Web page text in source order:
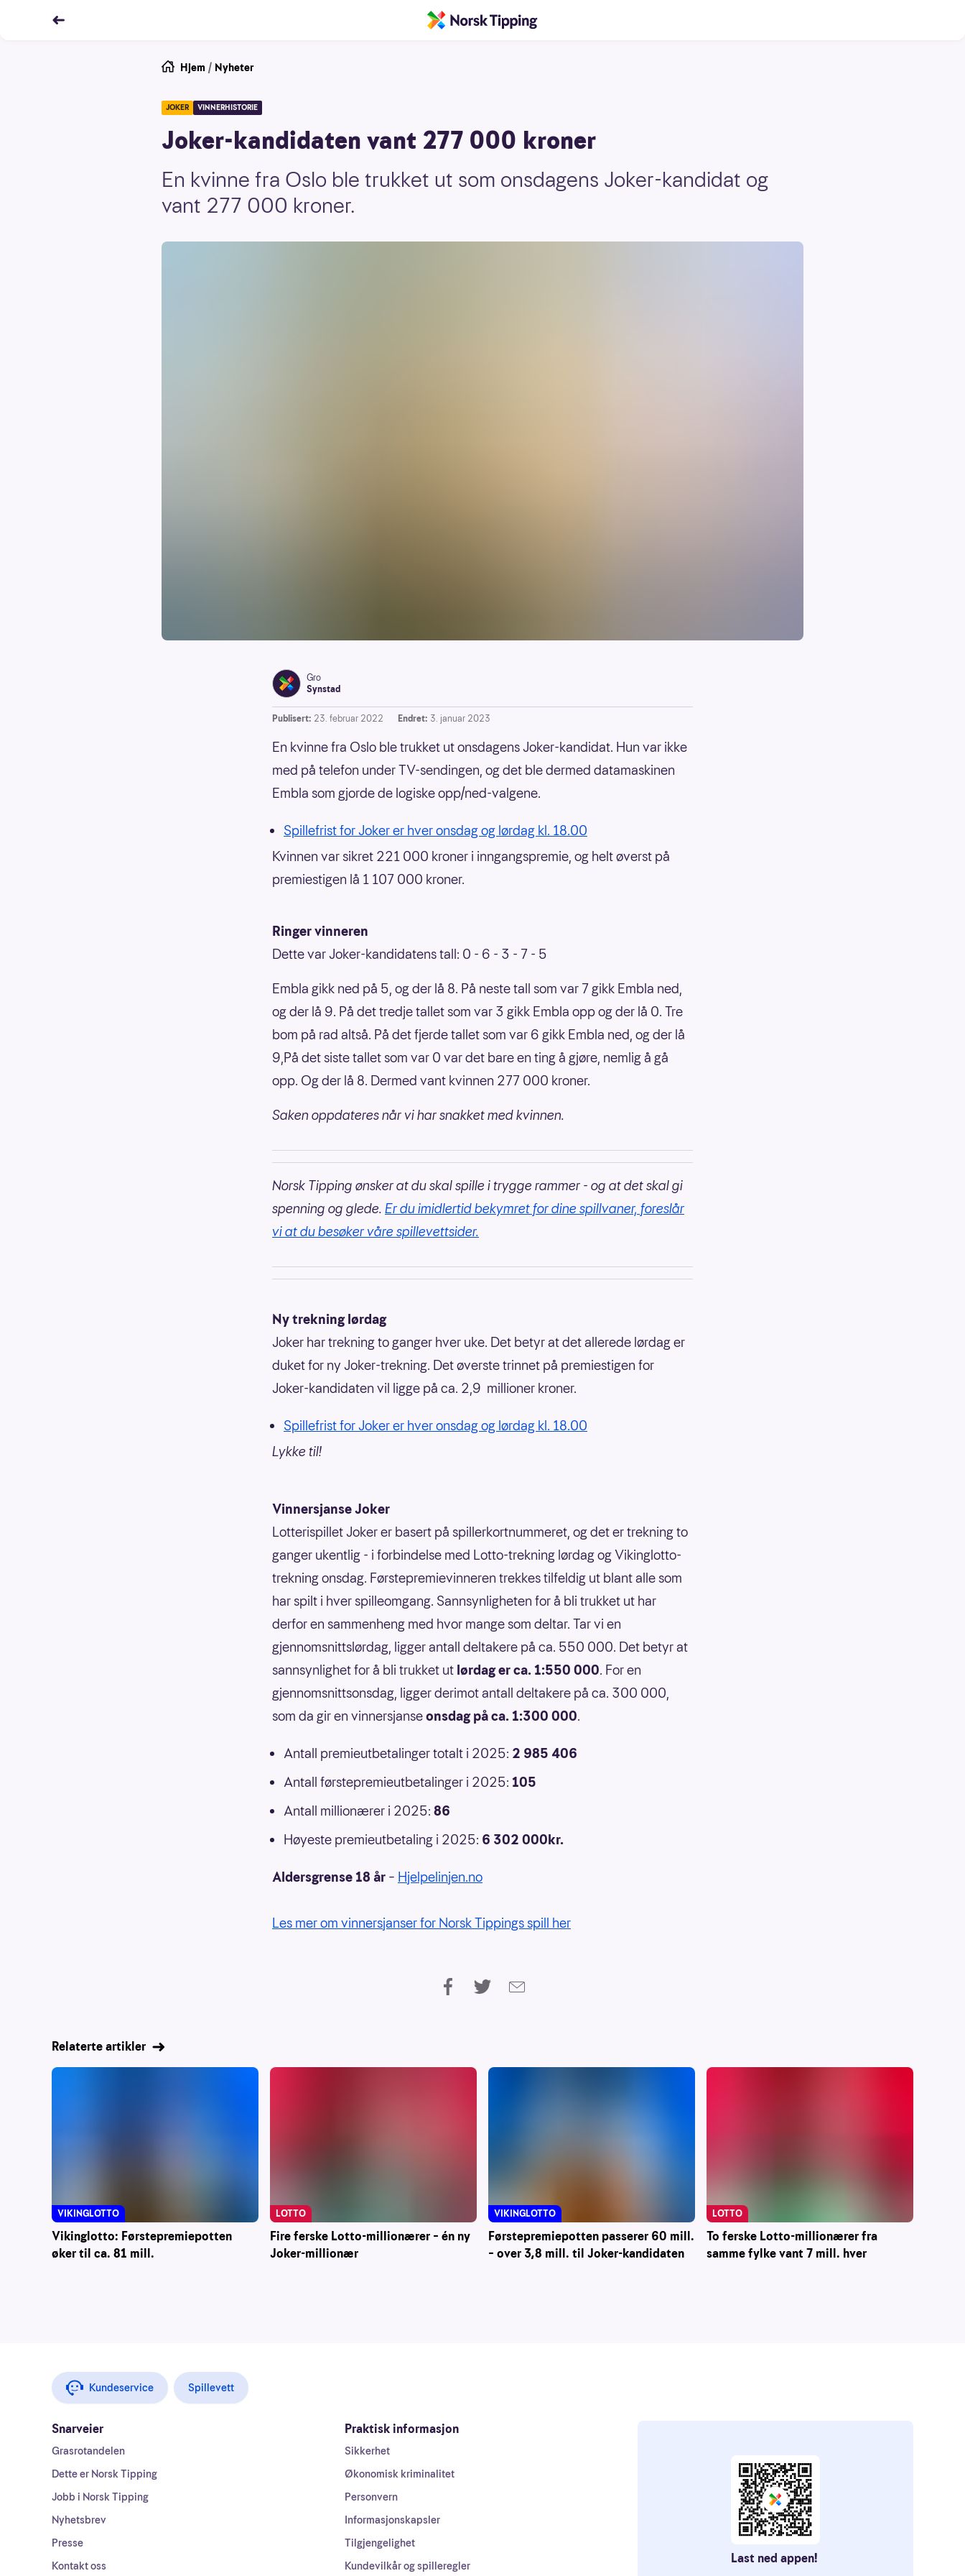
Hjem / Nyheter
JOKER VINNERHISTORIE
Joker-kandidaten vant 277 000 kroner
En kvinne fra Oslo ble trukket ut som onsdagens Joker-kandidat og
vant 277 000 kroner.
Gro
Synstad
Publisert: 23. februar 2022 Endret: 3. januar 2023
En kvinne fra Oslo ble trukket ut onsdagens Joker-kandidat. Hun var ikke
med på telefon under TV-sendingen, og det ble dermed datamaskinen
Embla som gjorde de logiske opp/ned-valgene.
Spillefrist for Joker er hver onsdag og lørdag kl. 18.00
Kvinnen var sikret 221 000 kroner i inngangspremie, og helt øverst på
premiestigen lå 1 107 000 kroner.
Ringer vinneren
Dette var Joker-kandidatens tall: 0 - 6 - 3 - 7 - 5
Embla gikk ned på 5, og der lå 8. På neste tall som var 7 gikk Embla ned,
og der lå 9. På det tredje tallet som var 3 gikk Embla opp og der lå 0. Tre
bom på rad altså. På det fjerde tallet som var 6 gikk Embla ned, og der lå
9,På det siste tallet som var 0 var det bare en ting å gjøre, nemlig å gå
opp. Og der lå 8. Dermed vant kvinnen 277 000 kroner.
Saken oppdateres når vi har snakket med kvinnen.
Norsk Tipping ønsker at du skal spille i trygge rammer - og at det skal gi
spenning og glede. Er du imidlertid bekymret for dine spillvaner, foreslår
vi at du besøker våre spillevettsider.
Ny trekning lørdag
Joker har trekning to ganger hver uke. Det betyr at det allerede lørdag er
duket for ny Joker-trekning. Det øverste trinnet på premiestigen for
Joker-kandidaten vil ligge på ca. 2,9 millioner kroner.
Spillefrist for Joker er hver onsdag og lørdag kl. 18.00
Lykke til!
Vinnersjanse Joker
Lotterispillet Joker er basert på spillerkortnummeret, og det er trekning to
ganger ukentlig - i forbindelse med Lotto-trekning lørdag og Vikinglotto-
trekning onsdag. Førstepremievinneren trekkes tilfeldig ut blant alle som
har spilt i hver spilleomgang. Sannsynligheten for å bli trukket ut har
derfor en sammenheng med hvor mange som deltar. Tar vi en
gjennomsnittslørdag, ligger antall deltakere på ca. 550 000. Det betyr at
sannsynlighet for å bli trukket ut lørdag er ca. 1:550 000. For en
gjennomsnittsonsdag, ligger derimot antall deltakere på ca. 300 000,
som da gir en vinnersjanseonsdag på ca. 1:300 000.
Antall premieutbetalinger totalt i 2025: 2 985 406
Antall førstepremieutbetalinger i 2025: 105
Antall millionærer i 2025: 86
Høyeste premieutbetaling i 2025: 6 302 000kr.
Aldersgrense 18 år – Hjelpelinjen.no
Les mer om vinnersjanser for Norsk Tippings spill her
Relaterte artikler
Vikinglotto: Førstepremiepotten
øker til ca. 81 mill.
VIKINGLOTTO
Fire ferske Lotto-millionærer – én ny
Joker-millionær
LOTTO
Førstepremiepotten passerer 60 mill.
– over 3,8 mill. til Joker-kandidaten
VIKINGLOTTO
To ferske Lotto-millionærer fra
samme fylke vant 7 mill. hver
LOTTO
Kundeservice Spillevett
Snarveier
Grasrotandelen
Dette er Norsk Tipping
Jobb i Norsk Tipping
Nyhetsbrev
Presse
Kontakt oss
Praktisk informasjon
Sikkerhet
Økonomisk kriminalitet
Personvern
Informasjonskapsler
Tilgjengelighet
Kundevilkår og spilleregler
Last ned appen!